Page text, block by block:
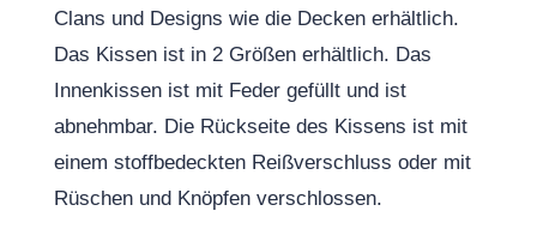
Clans und Designs wie die Decken erhältlich.
Das Kissen ist in 2 Größen erhältlich. Das
Innenkissen ist mit Feder gefüllt und ist
abnehmbar. Die Rückseite des Kissens ist mit
einem stoffbedeckten Reißverschluss oder mit
Rüschen und Knöpfen verschlossen.